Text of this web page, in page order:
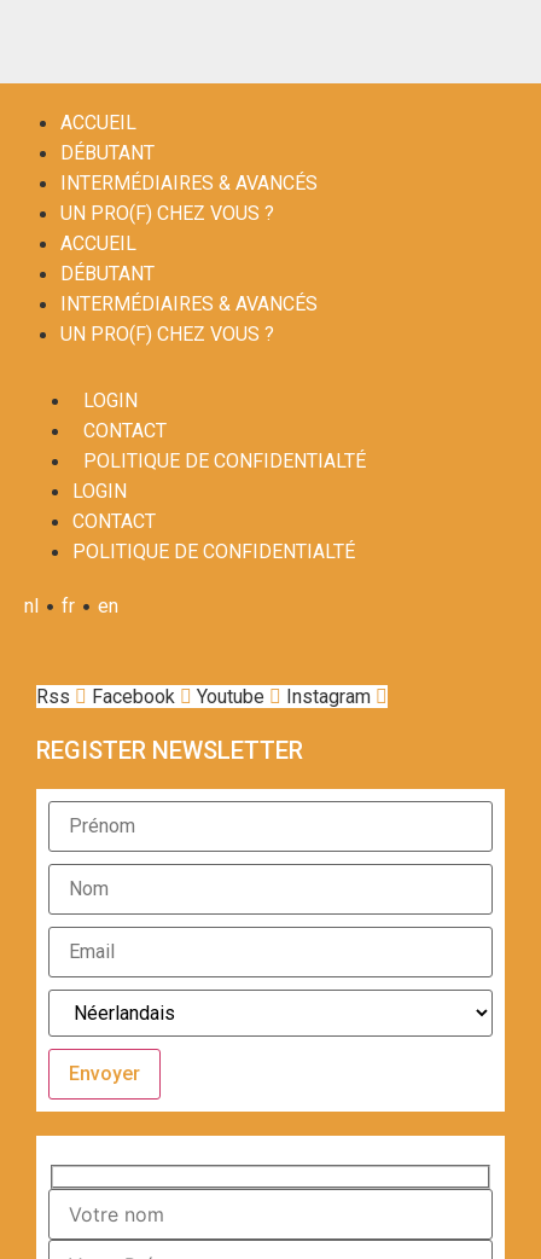
ACCUEIL
DÉBUTANT
INTERMÉDIAIRES & AVANCÉS
UN PRO(F) CHEZ VOUS ?
ACCUEIL
DÉBUTANT
INTERMÉDIAIRES & AVANCÉS
UN PRO(F) CHEZ VOUS ?
LOGIN
CONTACT
POLITIQUE DE CONFIDENTIALTÉ
LOGIN
CONTACT
POLITIQUE DE CONFIDENTIALTÉ
nl • fr • en
Rss Facebook Youtube Instagram
REGISTER NEWSLETTER
Envoyer